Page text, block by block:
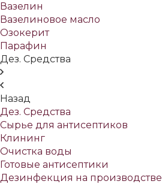
Вазелин
Вазелиновое масло
Озокерит
Парафин
Дез. Средства
Назад
Дез. Средства
Сырье для антисептиков
Клининг
Очистка воды
Готовые антисептики
Дезинфекция на производстве